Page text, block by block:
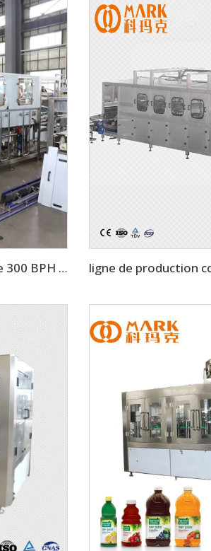
machine d'embouteillage d'eau de 300 BPH pour récipients de 5 gallons